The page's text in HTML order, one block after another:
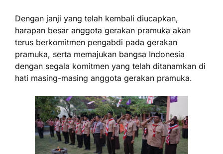
Dengan janji yang telah kembali diucapkan,
harapan besar anggota gerakan pramuka akan
terus berkomitmen pengabdi pada gerakan
pramuka, serta memajukan bangsa Indonesia
dengan segala komitmen yang telah ditanamkan di
hati masing-masing anggota gerakan pramuka.